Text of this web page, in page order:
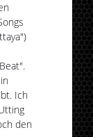
Ich
den